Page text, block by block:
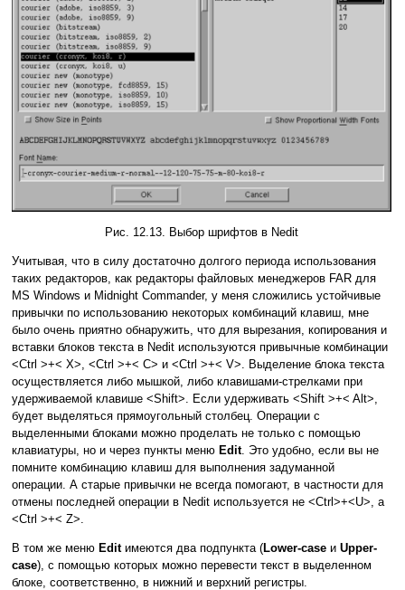
Рис. 12.13. Выбор шрифтов в Nedit
Учитывая, что в силу достаточно долгого периода использования
таких редакторов, как редакторы файловых менеджеров FAR для
MS Windows и Midnight Commander, у меня сложились устойчивые
привычки по использованию некоторых комбинаций клавиш, мне
было очень приятно обнаружить, что для вырезания, копирования и
вставки блоков текста в Nedit используются привычные комбинации
<Ctrl >+< X>, <Ctrl >+< C> и <Ctrl >+< V>. Выделение блока текста
осуществляется либо мышкой, либо клавишами-стрелками при
удерживаемой клавише <Shift>. Если удерживать <Shift >+< Alt>,
будет выделяться прямоугольный столбец. Операции с
выделенными блоками можно проделать не только с помощью
клавиатуры, но и через пункты меню Edit. Это удобно, если вы не
помните комбинацию клавиш для выполнения задуманной
операции. А старые привычки не всегда помогают, в частности для
отмены последней операции в Nedit используется не <Ctrl>+<U>, а
<Ctrl >+< Z>.
В том же меню Editимеются два подпункта (Lower-case и Upper-
case), с помощью которых можно перевести текст в выделенном
блоке, соответственно, в нижний и верхний регистры.